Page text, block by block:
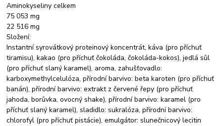
Aminokyseliny celkem
75 053 mg
22 516 mg
Složení:
Instantní syrovátkový proteinový koncentrát, káva (pro příchuť
tiramisu), kakao (pro příchuť čokoláda, čokoláda-kokos), jedlá sůl
(pro příchuť slaný karamel), aroma, zahušťovadlo:
karboxymethylcelulóza, přírodní barvivo: beta karoten (pro příchuť
banán), přírodní barvivo: extrakt z červené řepy (pro příchuť
jahoda, borůvka, ovocný shake), přírodní barvivo: karamel (pro
příchuť slaný karamel), sladidlo: sukralóza, přírodní barvivo:
chlorofyl (pro příchuť pistácie), emulgátor: slunečnicový lecitin